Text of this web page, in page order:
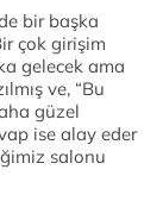
bir başka
çok girişim
gelecek ama
ve, “Bu
güzel
ise alay eder
salonu